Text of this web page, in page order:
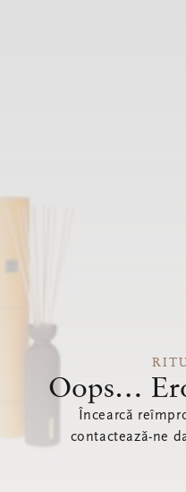
Oops…
Încearcă
contactează-ne